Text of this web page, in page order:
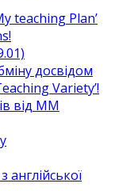
teaching Plan’
досвідом
Variety’!
від MM
англійської